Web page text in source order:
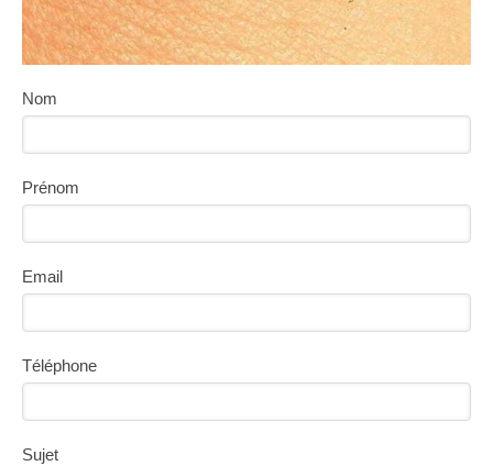
Nom
Prénom
Email
Téléphone
Sujet